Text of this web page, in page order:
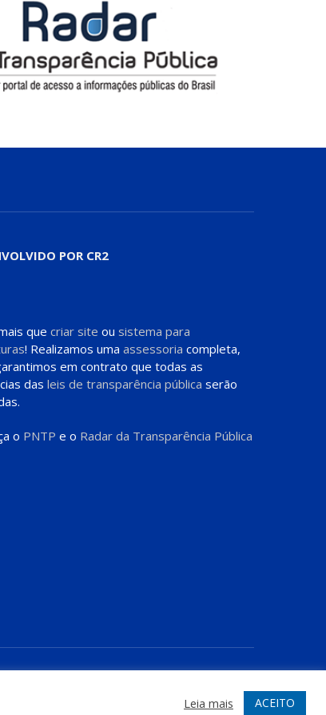
POR CR2
que criar site ou sistema para
! Realizamos uma assessoria completa,
em contrato que todas as
das leis de transparência pública serão
o PNTP e o Radar da Transparência Pública
Leia mais ACEITO